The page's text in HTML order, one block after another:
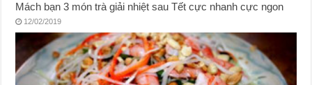
Mách bạn 3 món trà giải nhiệt sau Tết cực nhanh cực ngon
12/02/2019